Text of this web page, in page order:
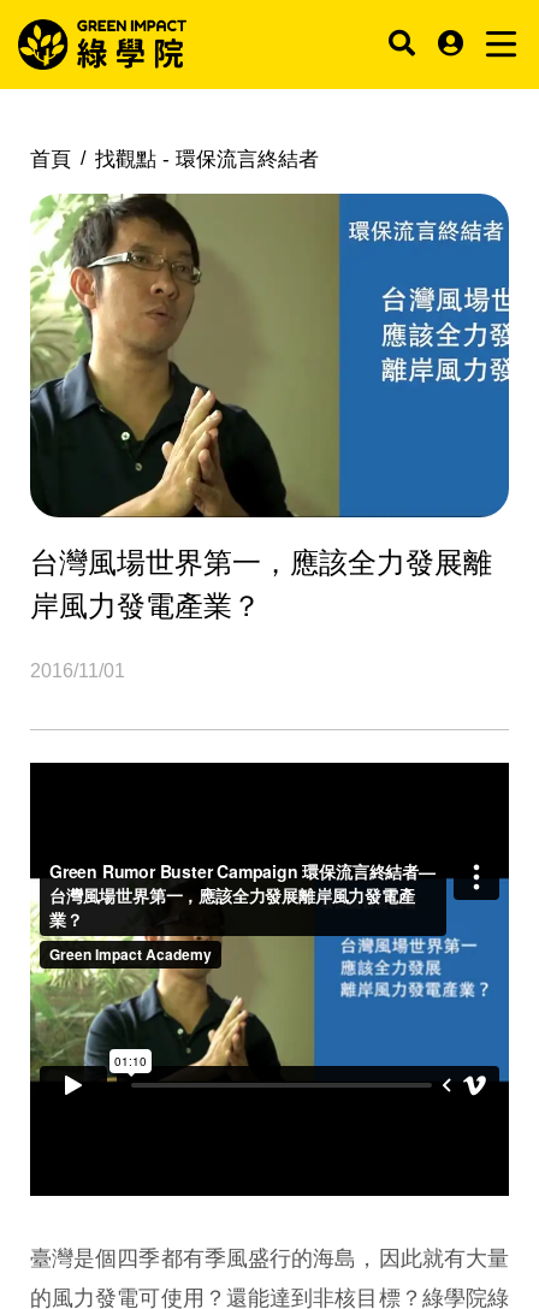
首頁 找觀點 - 環保流言終結者
台灣風場世界第一，應該全力發展離
岸風力發電產業？
2016/11/01
臺灣是個四季都有季風盛行的海島，因此就有大量
的風力發電可使用？還能達到非核目標？綠學院綠